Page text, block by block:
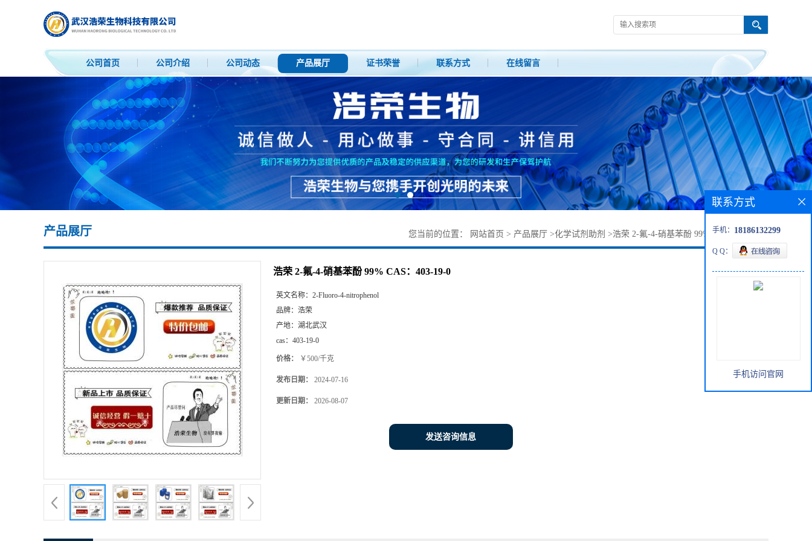
公司首页 公司介绍 公司动态 产品展厅 证书荣誉 联系方式 在线留言
产品展厅 您当前的位置： 网站首页 > 产品展厅 >化学试剂助剂 >浩荣 2-氟-4-硝基苯酚 99% CAS：403-19-0
浩荣 2-氟-4-硝基苯酚 99% CAS：403-19-0
英文名称： 2-Fluoro-4-nitrophenol
品牌： 浩荣
产地： 湖北武汉
cas： 403-19-0
价格： ￥500/千克
发布日期： 2024-07-16
更新日期： 2026-08-07
发送咨询信息
联系方式
手机： 18186132299
Q Q：
手机访问官网